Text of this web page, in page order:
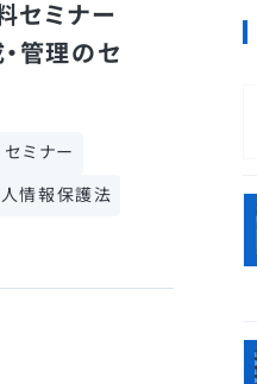
セミナー
管理のセ
セミナー
情報保護法